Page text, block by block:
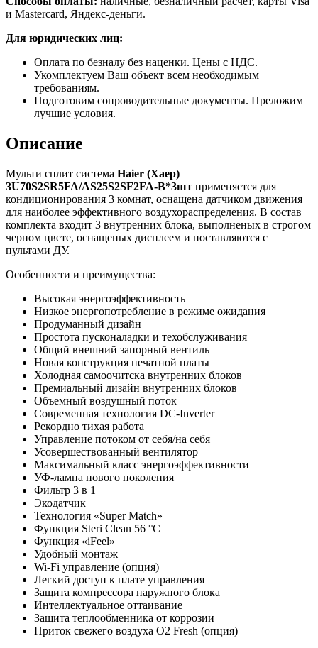
и Mastercard, Яндекс-деньги.
Для юридических лиц:
Оплата по безналу без наценки. Цены с НДС.
Укомплектуем Ваш объект всем необходимым
требованиям.
Подготовим сопроводительные документы. Преложим
лучшие условия.
Описание
Мульти сплит система Haier (Хаер)
3U70S2SR5FA/AS25S2SF2FA-B*3шт применяется для
кондиционирования 3 комнат, оснащена датчиком движения
для наиболее эффективного воздухораспределения. В состав
комплекта входит 3 внутренних блока, выполненых в строгом
черном цвете, оснащеных дисплеем и поставляются с
пультами ДУ.
Особенности и преимущества:
Высокая энергоэффективность
Низкое энергопотребление в режиме ожидания
Продуманный дизайн
Простота пусконаладки и техобслуживания
Общий внешний запорный вентиль
Новая конструкция печатной платы
Холодная самоочитска внутренних блоков
Премиальный дизайн внутренних блоков
Объемный воздушный поток
Современная технология DC-Inverter
Рекордно тихая работа
Управление потоком от себя/на себя
Усовершествованный вентилятор
Максимальный класс энергоэффективности
УФ-лампа нового поколения
Фильтр 3 в 1
Экодатчик
Технология «Super Match»
Функция Steri Clean 56 °C
Функция «iFeel»
Удобный монтаж
Wi-Fi управление (опция)
Легкий доступ к плате управления
Защита компрессора наружного блока
Интеллектуальное оттаивание
Защита теплообменника от коррозии
Приток свежего воздуха О2 Fresh (опция)